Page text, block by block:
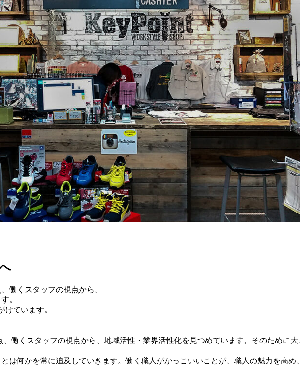
働くスタッフの視点から、
。
けています。
働くスタッフの視点から、地域活性・業界活性化を見つめています。そのために
は何かを常に追及していきます。働く職人がかっこいいことが、職人の魅力を高